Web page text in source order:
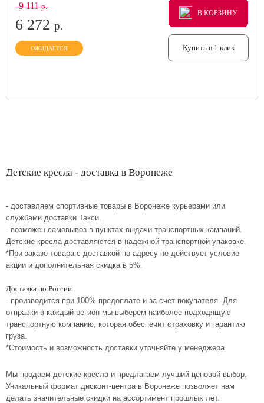
9 111р.
6 272 р.
ОЖИДАЕТСЯ
В КОРЗИНУ
В КОРЗИНУ
В КОРЗИНУ
Купить в 1 клик
Детские кресла - доставка в Воронеже
- доставляем спортивные товары в Воронеже курьерами или
службами доставки Такси.
- возможен самовывоз в пунктах выдачи транспортных кампаний.
Детские кресла доставляются в надежной транспортной упаковке.
*При заказе товара с доставкой по адресу не действует условие
акции и дополнительная скидка в 5%.
Доставка по России
- производится при 100% предоплате и за счет покупателя. Для
отправки в каждый регион мы выберем наиболее подходящую
транспортную компанию, которая обеспечит страховку и гарантию
груза.
*Стоимость и возможность доставки уточняйте у менеджера.
Мы продаем детские кресла и предлагаем лучший ценовой выбор.
Уникальный формат дисконт-центра в Воронеже позволяет нам
делать значительные скидки на ассортимент прошлых лет.